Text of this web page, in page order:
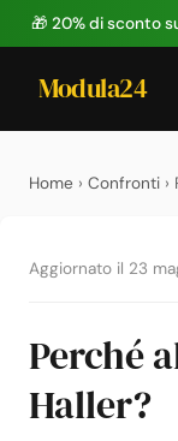
🎁 20% di sconto
Modula24
Home › Confronti
Aggiornato il 23
Perché
Haller?